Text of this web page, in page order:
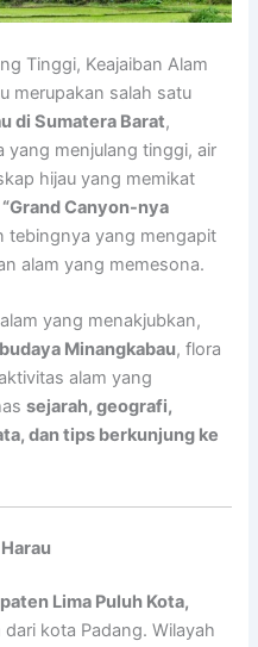
Tinggi, Keajaiban Alam
merupakan salah satu
di Sumatera Barat,
yang menjulang tinggi, air
hijau yang memikat
“Grand Canyon-nya
tebingnya yang mengapit
alam yang memesona.
yang menakjubkan,
budaya Minangkabau, flora
alam yang
sejarah, geografi,
dan tips berkunjung ke
Lima Puluh Kota,
kota Padang. Wilayah